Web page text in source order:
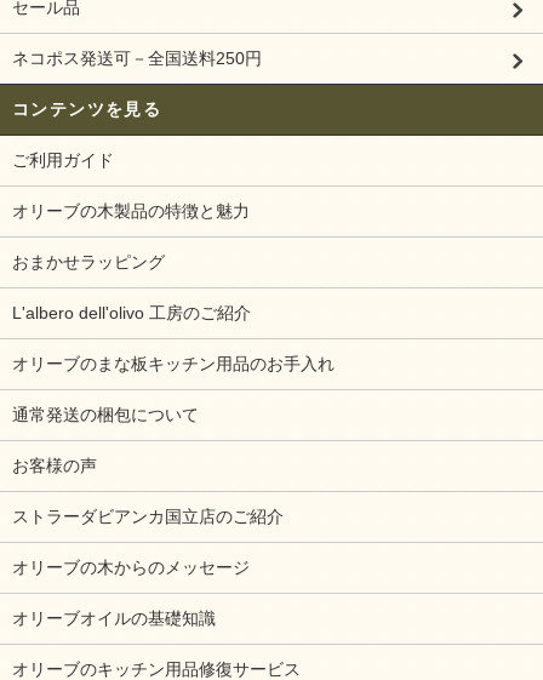
セール品
ネコポス発送可－全国送料250円
コンテンツを見る
ご利用ガイド
オリーブの木製品の特徴と魅力
おまかせラッピング
L'albero dell'olivo 工房のご紹介
オリーブのまな板キッチン用品のお手入れ
通常発送の梱包について
お客様の声
ストラーダビアンカ国立店のご紹介
オリーブの木からのメッセージ
オリーブオイルの基礎知識
オリーブのキッチン用品修復サービス